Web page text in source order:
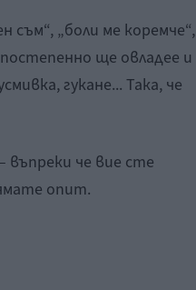
„боли ме коремче“,
ще овладее и
гукане... Така, че
въпреки че вие сте
опит.